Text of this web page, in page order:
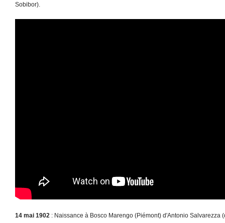
Sobibor).
14 mai 1902 : Naissance à Bosco Marengo (Piémont) d'Antonio Salvarezza